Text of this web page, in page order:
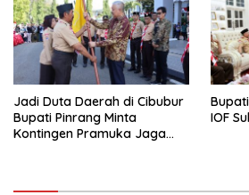
Jadi Duta Daerah di Cibubur
Bupati Pinrang Minta
Kontingen Pramuka Jaga
IOF